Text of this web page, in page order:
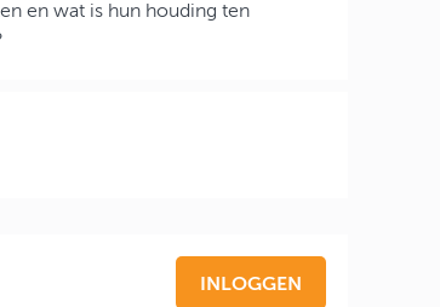
en wat is hun houding ten
INLOGGEN